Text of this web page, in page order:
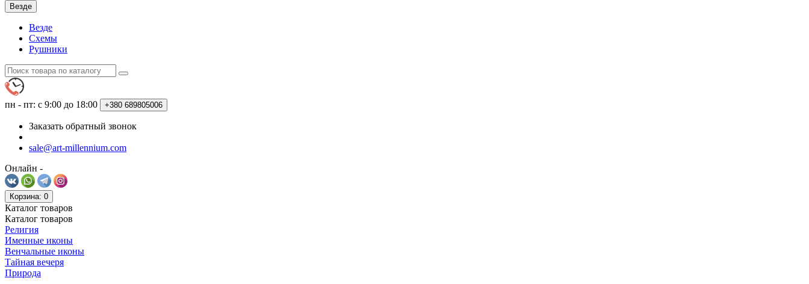
Везде
Везде
Схемы
Рушники
пн - пт: с 9:00 до 18:00 +380 689805006
Заказать обратный звонок
sale@art-millennium.com
Онлайн -
Корзина: 0
Каталог товаров
Каталог товаров
Религия
Именные иконы
Венчальные иконы
Тайная вечеря
Природа